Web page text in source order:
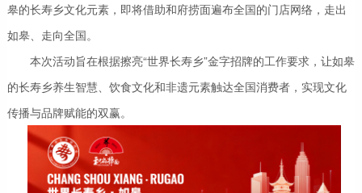
皋的长寿乡文化元素，即将借助和府捞面遍布全国的门店网络，走出
如皋、走向全国。
本次活动旨在根据擦亮“世界长寿乡”金字招牌的工作要求，让如皋
的长寿乡养生智慧、饮食文化和非遗元素触达全国消费者，实现文化
传播与品牌赋能的双赢。